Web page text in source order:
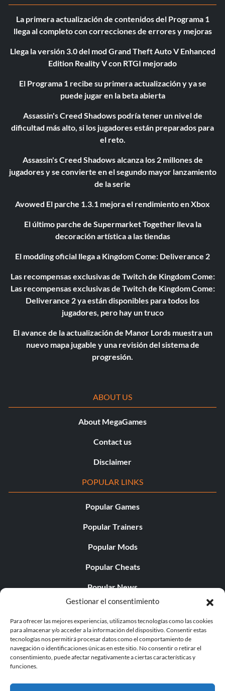
Gestionar el consentimiento
Para ofrecer las mejores experiencias, utilizamos tecnologías como las cookies
para almacenar y/o acceder a la información del dispositivo. Consentir estas
tecnologías nos permitirá procesar datos como el comportamiento de
navegación o identificaciones únicas en este sitio. No consentir o retirar el
consentimiento, puede afectar negativamente a ciertas características y
funciones.
La primera actualización de contenidos del Programa 1
llega al completo con correcciones de errores y mejoras
Llega la versión 3.0 del mod Grand Theft Auto V Enhanced
Edition Reality V con RTGI mejorado
El Programa 1 recibe su primera actualización y ya se
puede jugar en la beta abierta
Assassin's Creed Shadows podría tener un nivel de
dificultad más alto, si los jugadores están preparados para
el reto.
Assassin's Creed Shadows alcanza los 2 millones de
jugadores y se convierte en el segundo mayor lanzamiento
de la serie
Avowed El parche 1.3.1 mejora el rendimiento en Xbox
El último parche de Supermarket Together lleva la
decoración artística a las tiendas
El modding oficial llega a Kingdom Come: Deliverance 2
Las recompensas exclusivas de Twitch de Kingdom Come:
Las recompensas exclusivas de Twitch de Kingdom Come:
Deliverance 2 ya están disponibles para todos los
jugadores, pero hay un truco
El avance de la actualización de Manor Lords muestra un
nuevo mapa jugable y una revisión del sistema de
progresión.
ABOUT US
About MegaGames
Contact us
Disclaimer
POPULAR LINKS
Popular Games
Popular Trainers
Popular Mods
Popular Cheats
Popular News
Popular Editorials
Popular Free Games
LATEST UPDATES